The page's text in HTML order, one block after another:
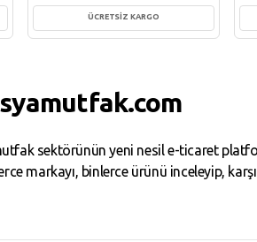
ÜCRETSİZ KARGO
sektörünün yeni nesil e-ticaret
markayı, binlerce ürünü inceleyip,